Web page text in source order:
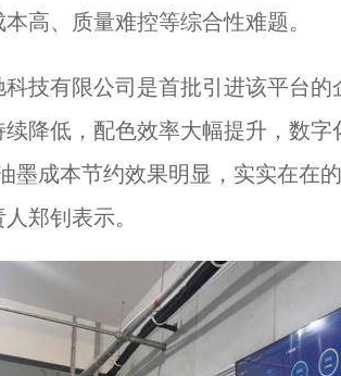
高、质量难控等综合性难题。
有限公司是首批引进该平台的
降低，配色效率大幅提升，数
墨成本节约效果明显，实实在在
郑钊表示。